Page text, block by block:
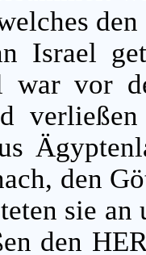
Israel
war vor
den
sie
den